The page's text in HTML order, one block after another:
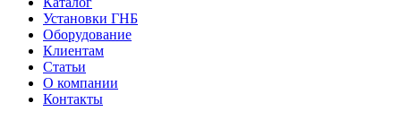
Установки ГНБ
Оборудование
Клиентам
Статьи
О компании
Контакты